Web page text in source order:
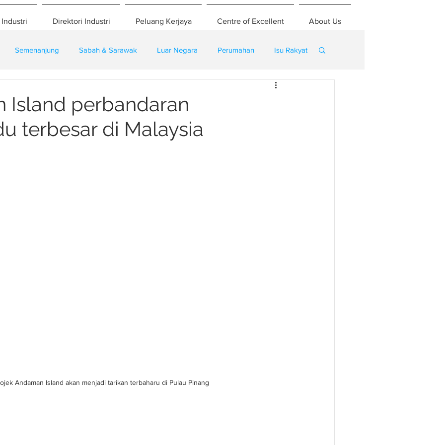
Direktori Industri Peluang Kerjaya Centre of Excellent About Us
Semenanjung Sabah & Sarawak Luar Negara Perumahan Isu Rakyat
Island perbandaran
terbesar di Malaysia
Andaman Island akan menjadi tarikan terbaharu di Pulau Pinang